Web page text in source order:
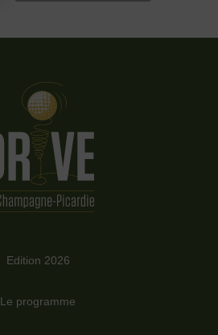
Edition 2026
Le programme